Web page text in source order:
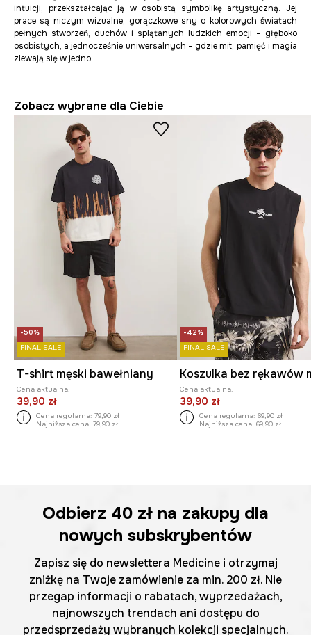
intuicji, przekształcając ją w osobistą symbolikę artystyczną. Jej
prace są niczym wizualne, gorączkowe sny o kolorowych światach
pełnych stworzeń, duchów i splątanych ludzkich emocji – głęboko
osobistych, a jednocześnie uniwersalnych – gdzie mit, pamięć i magia
zlewają się w jedno.
Zobacz wybrane dla Ciebie
-50%
FINAL SALE
T-shirt męski bawełniany
Cena aktualna:
39,90 zł
Cena regularna: 79,90 zł
Najniższa cena: 79,90 zł
-42%
FINAL SALE
Cena aktualna:
39,90 zł
Cena regularna: 69,90 zł
Najniższa cena: 69,90 zł
Odbierz 40 zł na zakupy dla
nowych subskrybentów
Zapisz się do newslettera Medicine i otrzymaj
zniżkę na Twoje zamówienie za min. 200 zł. Nie
przegap informacji o rabatach, wyprzedażach,
najnowszych trendach ani dostępu do
przedsprzedaży wybranych kolekcji specjalnych.